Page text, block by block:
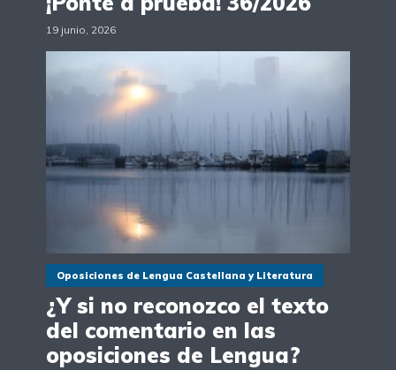
19 junio, 2026
Oposiciones de Lengua Castellana y Literatura
¿Y si no reconozco el texto
del comentario en las
oposiciones de Lengua?